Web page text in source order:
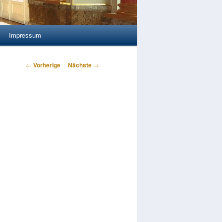
Impressum
Artikelnavigation
← Vorherige Nächste →